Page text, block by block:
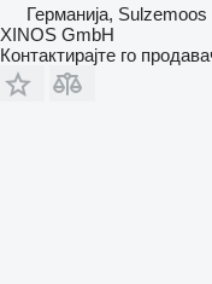
Германија, Sulzemoos
XINOS GmbH
Контактирајте го